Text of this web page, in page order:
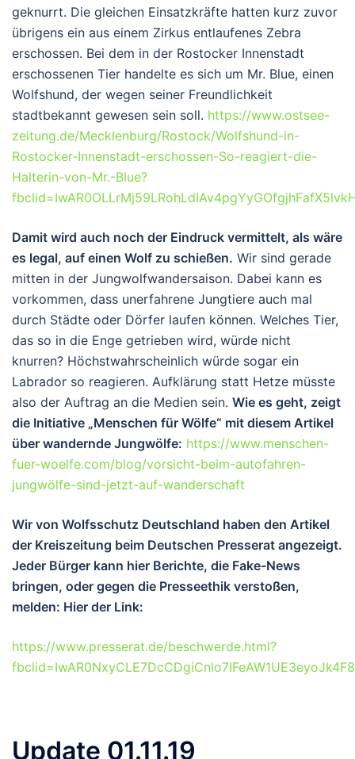
geknurrt. Die gleichen Einsatzkräfte hatten kurz zuvor
übrigens ein aus einem Zirkus entlaufenes Zebra
erschossen. Bei dem in der Rostocker Innenstadt
erschossenen Tier handelte es sich um Mr. Blue, einen
Wolfshund, der wegen seiner Freundlichkeit
stadtbekannt gewesen sein soll. https://www.ostsee-
zeitung.de/Mecklenburg/Rostock/Wolfshund-in-
Rostocker-Innenstadt-erschossen-So-reagiert-die-
Halterin-von-Mr.-Blue?
Damit wird auch noch der Eindruck vermittelt, als wäre
es legal, auf einen Wolf zu schießen. Wir sind gerade
mitten in der Jungwolfwandersaison. Dabei kann es
vorkommen, dass unerfahrene Jungtiere auch mal
durch Städte oder Dörfer laufen können. Welches Tier,
das so in die Enge getrieben wird, würde nicht
knurren? Höchstwahrscheinlich würde sogar ein
Labrador so reagieren. Aufklärung statt Hetze müsste
also der Auftrag an die Medien sein. Wie es geht, zeigt
die Initiative „Menschen für Wölfe“ mit diesem Artikel
über wandernde Jungwölfe: https://www.menschen-
fuer-woelfe.com/blog/vorsicht-beim-autofahren-
jungwölfe-sind-jetzt-auf-wanderschaft
Wir von Wolfsschutz Deutschland haben den Artikel
der Kreiszeitung beim Deutschen Presserat angezeigt.
Jeder Bürger kann hier Berichte, die Fake-News
bringen, oder gegen die Presseethik verstoßen,
melden: Hier der Link:
https://www.presserat.de/beschwerde.html?
Update 01.11.19